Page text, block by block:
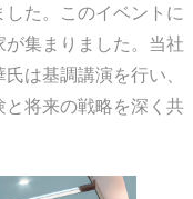
た。このイベントに
集まりました。当社
は基調講演を行い、
将来の戦略を深く共